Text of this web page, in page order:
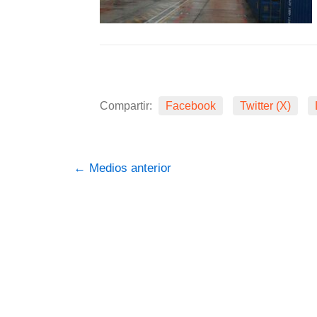
Compartir: Facebook Twitter (X)
← Medios anterior